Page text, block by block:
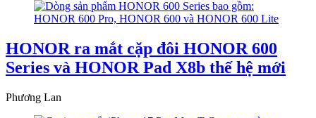
HONOR ra mắt cặp đôi HONOR 600
Series và HONOR Pad X8b thế hệ mới
Phương Lan